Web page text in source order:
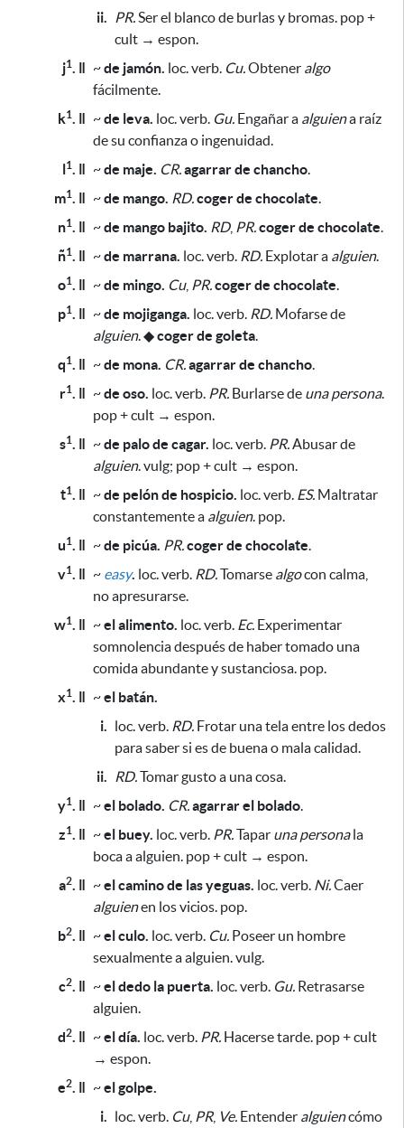
ii. PR.Ser el blanco de burlas y bromas. pop +
cult → espon.
j1. ǁ ~de jamón. loc. verb. Cu.Obtener algo
fácilmente.
k1. ǁ ~de leva. loc. verb. Gu. Engañar a alguiena raíz
de su confianza o ingenuidad.
l1. ǁ ~de maje. CR.agarrar de chancho.
m1. ǁ ~de mango. RD.coger de chocolate.
n1. ǁ ~de mango bajito. RD, PR.coger de chocolate.
ñ1. ǁ ~de marrana. loc. verb. RD. Explotar a alguien.
o1. ǁ ~de mingo. Cu, PR.coger de chocolate.
p1. ǁ ~de mojiganga. loc. verb. RD. Mofarse de
alguien.◆coger de goleta.
q1. ǁ ~de mona. CR.agarrar de chancho.
r1. ǁ ~de oso. loc. verb. PR. Burlarse de una persona.
pop + cult → espon.
s1. ǁ ~de palo de cagar. loc. verb. PR.Abusar de
alguien. vulg; pop + cult → espon.
t1. ǁ ~de pelón de hospicio. loc. verb. ES. Maltratar
constantemente a alguien. pop.
u1. ǁ ~de picúa. PR.coger de chocolate.
v1. ǁ ~ easy. loc. verb. RD.Tomarse algocon calma,
no apresurarse.
w1. ǁ ~el alimento. loc. verb. Ec. Experimentar
somnolencia después de haber tomado una
comida abundante y sustanciosa. pop.
x1. ǁ ~el batán.
i. loc. verb. RD. Frotar una tela entre los dedos
para saber si es de buena o mala calidad.
ii.
RD.Tomar gusto a una cosa.
y1. ǁ ~el bolado. CR.agarrar el bolado.
z1. ǁ ~el buey. loc. verb. PR.Tapar una personala
boca a alguien. pop + cult → espon.
a2. ǁ ~el camino de las yeguas. loc. verb. Ni.Caer
alguienen los vicios. pop.
b2. ǁ ~el culo. loc. verb. Cu. Poseer un hombre
sexualmente a alguien. vulg.
c2. ǁ ~el dedo la puerta. loc. verb. Gu. Retrasarse
alguien.
d2. ǁ ~el día. loc. verb. PR. Hacerse tarde. pop + cult
→ espon.
e2. ǁ ~el golpe.
i. loc. verb. Cu, PR, Ve. Entender alguiencómo